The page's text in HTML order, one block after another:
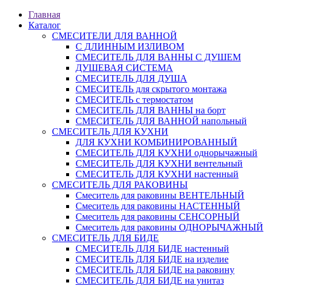
Главная
Каталог
СМЕСИТЕЛИ ДЛЯ ВАННОЙ
С ДЛИННЫМ ИЗЛИВОМ
СМЕСИТЕЛЬ ДЛЯ ВАННЫ С ДУШЕМ
ДУШЕВАЯ СИСТЕМА
СМЕСИТЕЛЬ ДЛЯ ДУША
СМЕСИТЕЛЬ для скрытого монтажа
СМЕСИТЕЛЬ с термостатом
СМЕСИТЕЛЬ ДЛЯ ВАННЫ на борт
СМЕСИТЕЛЬ ДЛЯ ВАННОЙ напольный
СМЕСИТЕЛЬ ДЛЯ КУХНИ
ДЛЯ КУХНИ КОМБИНИРОВАННЫЙ
СМЕСИТЕЛЬ ДЛЯ КУХНИ однорычажный
СМЕСИТЕЛЬ ДЛЯ КУХНИ вентельный
СМЕСИТЕЛЬ ДЛЯ КУХНИ настенный
СМЕСИТЕЛЬ ДЛЯ РАКОВИНЫ
Смеситель для раковины ВЕНТЕЛЬНЫЙ
Смеситель для раковины НАСТЕННЫЙ
Смеситель для раковины СЕНСОРНЫЙ
Смеситель для раковины ОДНОРЫЧАЖНЫЙ
СМЕСИТЕЛЬ ДЛЯ БИДЕ
СМЕСИТЕЛЬ ДЛЯ БИДЕ настенный
СМЕСИТЕЛЬ ДЛЯ БИДЕ на изделие
СМЕСИТЕЛЬ ДЛЯ БИДЕ на раковину
СМЕСИТЕЛЬ ДЛЯ БИДЕ на унитаз